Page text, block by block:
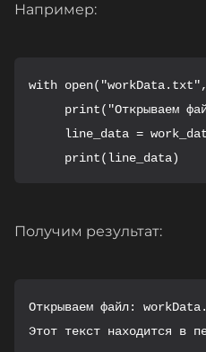
Например:
with
print("Открываем
line_data =
Получим результат:
Открываем файл:
Этот текст находится в